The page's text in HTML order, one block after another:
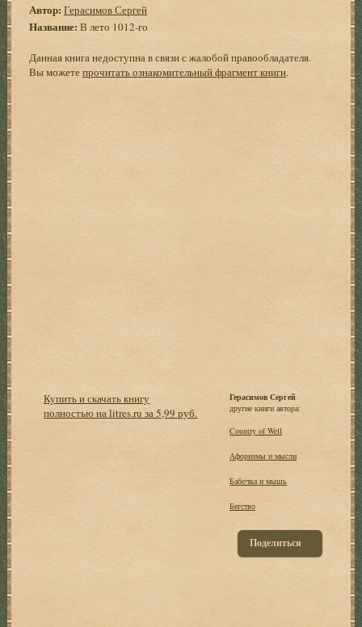
Автор: Герасимов Сергей
Название: В лето 1012-го
Данная книга недоступна в связи с жалобой правообладателя.
Вы можетепрочитать ознакомительный фрагмент книги.
Купить и скачать книгу
полностью на litres.ru за 5,99 руб.
Герасимов Сергей
другие книги автора:
Country of Well
Афоризмы и мысли
Бабочка и мышь
Бегство
Поделиться